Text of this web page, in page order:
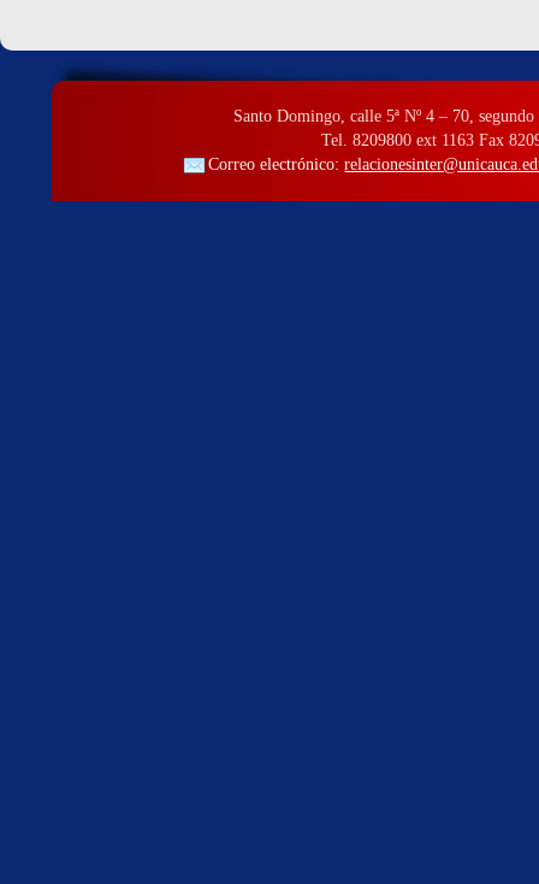
Santo Domingo, calle 5ª Nº 4 – 70, segundo
Tel. 8209800 ext 1163 Fax
Correo electrónico: